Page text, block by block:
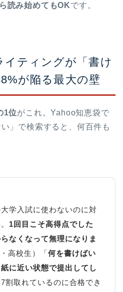
読み始めてもOKです。
イティングが「書け
が陥る最大の壁
1位がこれ。Yahoo知恵袋で
」で検索すると、何百件も
学入試に使わないのに対
1回目こそ高得点でした
なくなって無理になりま
高校生）「何を書けばい
に近い状態で提出してし
割取れているのに合格でき